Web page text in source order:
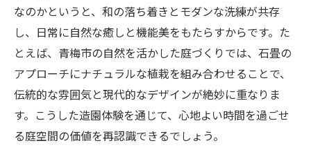
なのかというと、和の落ち着きとモダンな洗練が共存
し、日常に自然な癒しと機能美をもたらすからです。た
とえば、青梅市の自然を活かした庭づくりでは、石畳の
アプローチにナチュラルな植栽を組み合わせることで、
伝統的な雰囲気と現代的なデザインが絶妙に重なりま
す。こうした造園体験を通じて、心地よい時間を過ごせ
る庭空間の価値を再認識できるでしょう。